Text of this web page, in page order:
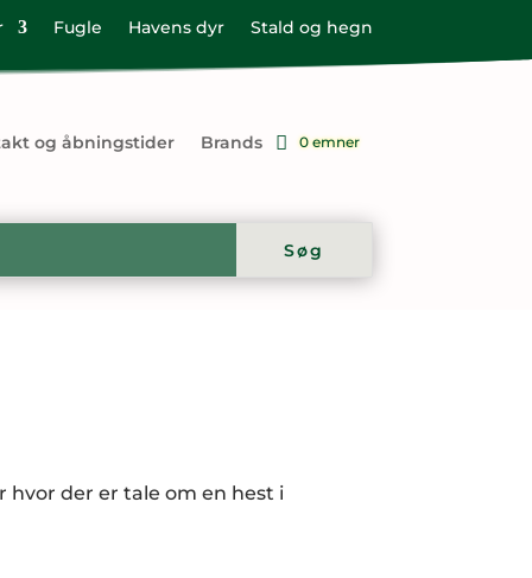
Fugle Havens dyr Stald og hegn
og åbningstider Brands 0 emner
hvor der er tale om en hest i